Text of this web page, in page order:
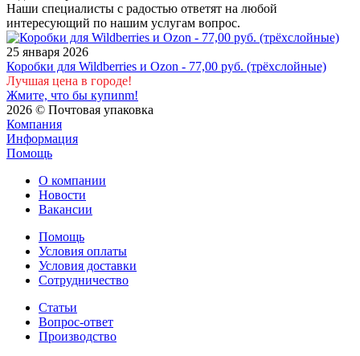
Наши специалисты с радостью ответят на любой
интересующий по нашим услугам вопрос.
25 января 2026
Коробки для Wildberries и Ozon - 77,00 руб. (трёхслойные)
Лучшая цена в городе!
Жмите, что бы купиnm!
2026 © Почтовая упаковка
Компания
Информация
Помощь
О компании
Новости
Вакансии
Помощь
Условия оплаты
Условия доставки
Сотрудничество
Статьи
Вопрос-ответ
Производство